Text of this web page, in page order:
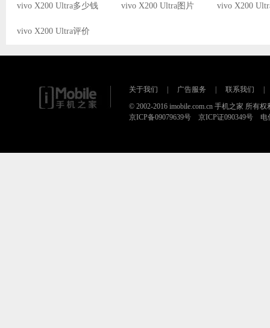
vivo X200 Ultra多少钱 vivo X200 Ultra图片 vivo X200
vivo X200 Ultra评价
关于我们 | 广告服务 | 联系我们
|
© 2002-2016 imobile.com.cn 手机之家 所有权
京ICP备09079639号 京ICP证090349号 电